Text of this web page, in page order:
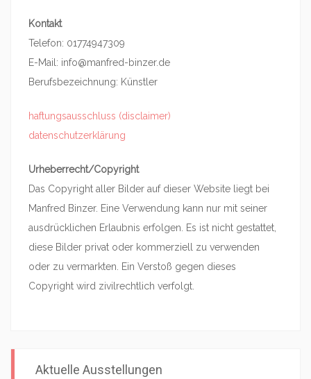
Kontakt
Telefon: 01774947309
E-Mail: info@manfred-binzer.de
Berufsbezeichnung: Künstler
haftungsausschluss (disclaimer)
datenschutzerklärung
Urheberrecht/Copyright
Das Copyright aller Bilder auf dieser Website liegt bei
Manfred Binzer. Eine Verwendung kann nur mit seiner
ausdrücklichen Erlaubnis erfolgen. Es ist nicht gestattet,
diese Bilder privat oder kommerziell zu verwenden
oder zu vermarkten. Ein Verstoß gegen dieses
Copyright wird zivilrechtlich verfolgt.
Aktuelle Ausstellungen